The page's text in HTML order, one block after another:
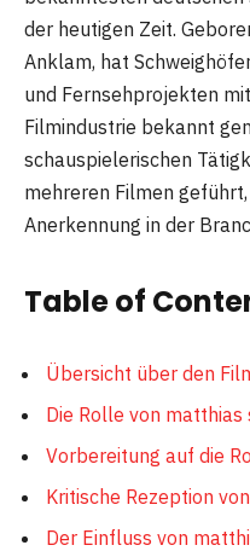
der heutigen Zeit.
Anklam, hat
und Fernsehprojekten
Filmindustrie bekannt
schauspielerischen
mehreren Filmen
Anerkennung in der
Table of
Übersicht über den
Die Rolle von
Vorbereitung auf die
Kritische Rezeption
Der Einfluss von